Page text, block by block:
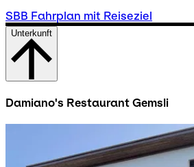
SBB Fahrplan mit Reiseziel
Unterkunft
Damiano's Restaurant Gemsli